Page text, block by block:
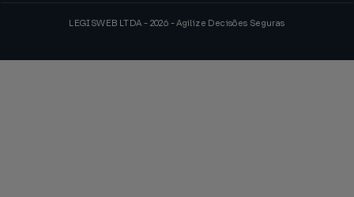
LEGISWEB LTDA - 2026 - Agilize Decisões Seguras